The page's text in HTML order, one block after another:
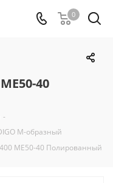
0
40
-
М-образный
ME50-40 Полированный